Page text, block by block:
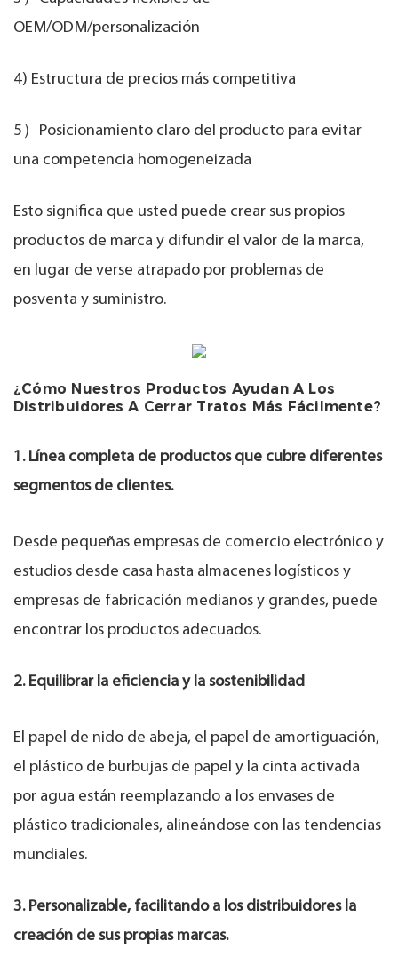
OEM/ODM/personalización
4) Estructura de precios más competitiva
5）Posicionamiento claro del producto para evitar
una competencia homogeneizada
Esto significa que usted puede crear sus propios
productos de marca y difundir el valor de la marca,
en lugar de verse atrapado por problemas de
posventa y suministro.
¿Cómo Nuestros Productos Ayudan A Los
Distribuidores A Cerrar Tratos Más Fácilmente?
1. Línea completa de productos que cubre diferentes
segmentos de clientes.
Desde pequeñas empresas de comercio electrónico y
estudios desde casa hasta almacenes logísticos y
empresas de fabricación medianos y grandes, puede
encontrar los productos adecuados.
2. Equilibrar la eficiencia y la sostenibilidad
El papel de nido de abeja, el papel de amortiguación,
el plástico de burbujas de papel y la cinta activada
por agua están reemplazando a los envases de
plástico tradicionales, alineándose con las tendencias
mundiales.
3. Personalizable, facilitando a los distribuidores la
creación de sus propias marcas.